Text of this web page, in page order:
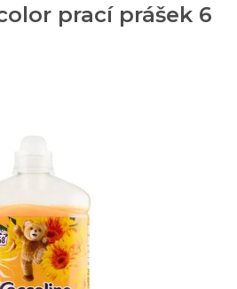
prací prášek 6